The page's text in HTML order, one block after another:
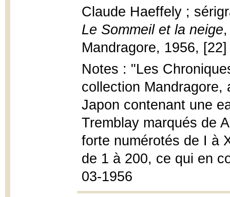
Claude Haeffely ;
Le Sommeil et la neige
Mandragore, 1956,
Notes : "Les
collection Mandragore,
Japon contenant une
Tremblay marqués de
forte numérotés de I à
de 1 à 200, ce qui en
03-1956